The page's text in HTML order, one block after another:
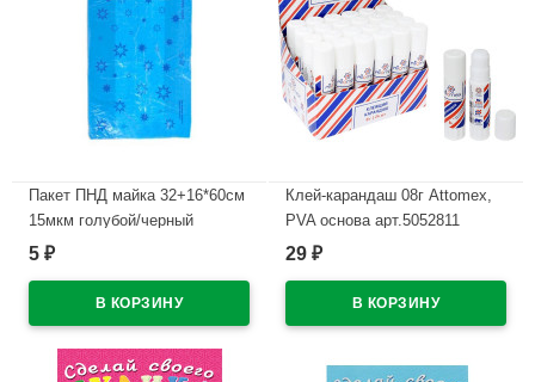
Пакет ПНД майка 32+16*60см
15мкм голубой/черный
ЗВЁЗДЫ (Ст.50/1000)
5 ₽
Клей-карандаш 08г Attomex,
PVA основа арт.5052811
В наличии
29 ₽